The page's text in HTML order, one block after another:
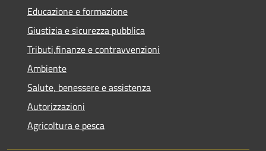
Educazione e formazione
Giustizia e sicurezza pubblica
Tributi,finanze e contravvenzioni
Ambiente
Salute, benessere e assistenza
Autorizzazioni
Agricoltura e pesca